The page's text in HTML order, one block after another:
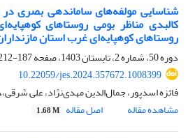
شناسایی مولفه‌های ساماندهی بصری
کالبدی مناظر بومی روستاهای
روستاهای کوهپایه‌ای غرب استان
دوره 50، شماره 2، تابستان 1403، صفحه
187-212
10.22059/jes.2024.357672.1008399
فائزه اسدپور، جمال‌الدین مهدی‌نژاد، علی
مشاهده مقاله
اصل مقاله 1.68 M